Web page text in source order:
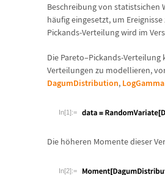
Beschreibung von statistsichen
häufig eingesetzt, um
Pickands-Verteilung wird im
Die Pareto–Pickands-Verteilung
Verteilungen zu modellieren,
DagumDistribution,
In[1]:=
Die höheren Momente dieser
In[2]:=